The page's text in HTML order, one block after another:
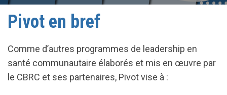
Pivot en bref
Comme d’autres programmes de leadership en
santé communautaire élaborés et mis en œuvre par
le CBRC et ses partenaires, Pivot vise à :